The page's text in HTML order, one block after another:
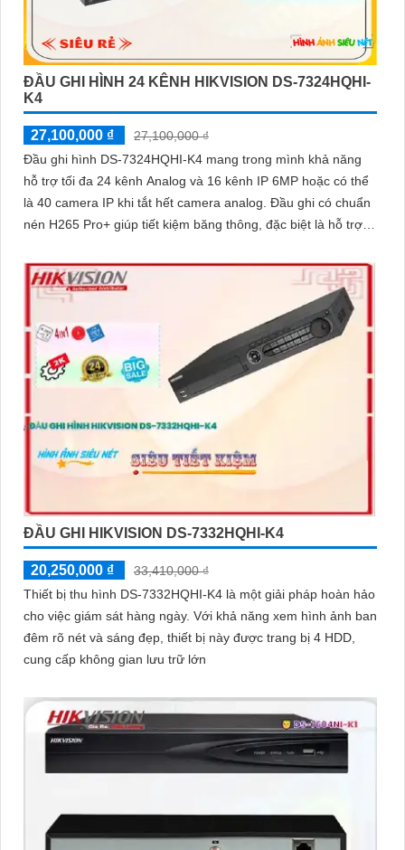
ĐẦU GHI HÌNH 24 KÊNH HIKVISION DS-7324HQHI-
K4
27,100,000 ₫
27,100,000 ₫
Đầu ghi hình DS-7324HQHI-K4 mang trong mình khả năng
hỗ trợ tối đa 24 kênh Analog và 16 kênh IP 6MP hoặc có thể
là 40 camera IP khi tắt hết camera analog. Đầu ghi có chuẩn
nén H265 Pro+ giúp tiết kiệm băng thông, đặc biệt là hỗ trợ 4
ĐẦU GHI HIKVISION DS-7332HQHI-K4
20,250,000 ₫
33,410,000 ₫
Thiết bị thu hình DS-7332HQHI-K4 là một giải pháp hoàn hảo
cho việc giám sát hàng ngày. Với khả năng xem hình ảnh ban
đêm rõ nét và sáng đẹp, thiết bị này được trang bị 4 HDD,
cung cấp không gian lưu trữ lớn